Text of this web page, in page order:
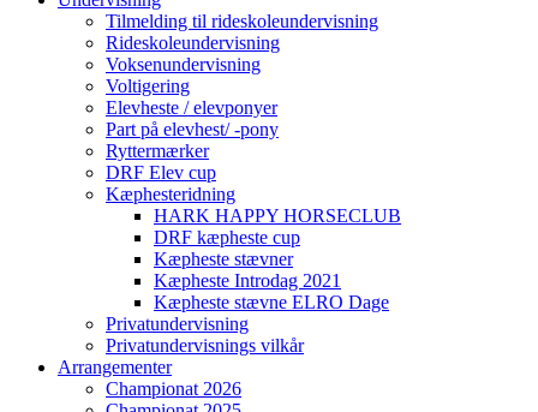
Tilmelding til rideskoleundervisning
Rideskoleundervisning
Voksenundervisning
Voltigering
Elevheste / elevponyer
Part på elevhest/ -pony
Ryttermærker
DRF Elev cup
Kæphesteridning
HARK HAPPY HORSECLUB
DRF kæpheste cup
Kæpheste stævner
Kæpheste Introdag 2021
Kæpheste stævne ELRO Dage
Privatundervisning
Privatundervisnings vilkår
Arrangementer
Championat 2026